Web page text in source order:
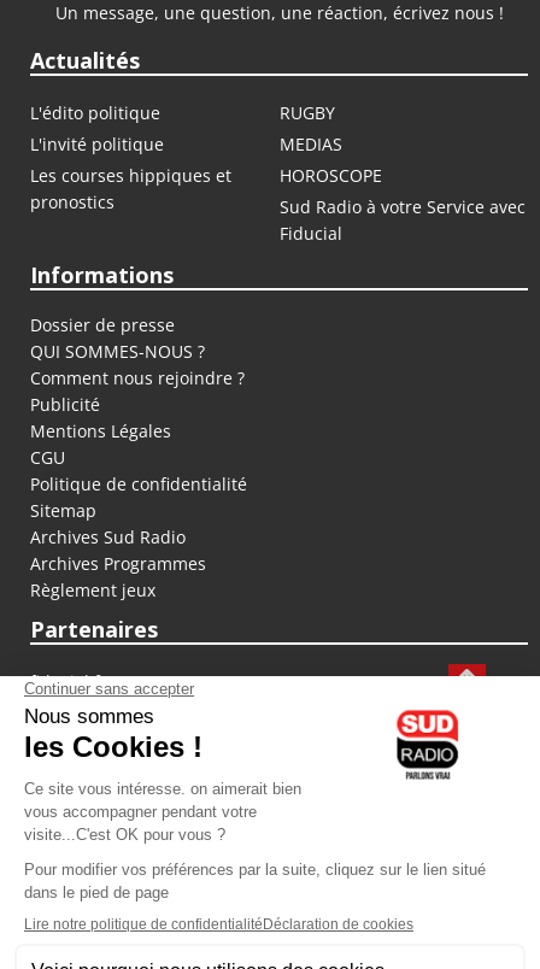
Un message, une question, une réaction, écrivez nous !
Actualités
L'édito politique
RUGBY
L'invité politique
MEDIAS
Les courses hippiques et
pronostics
HOROSCOPE
Sud Radio à votre Service avec
Fiducial
Informations
Dossier de presse
QUI SOMMES-NOUS ?
Comment nous rejoindre ?
Publicité
Mentions Légales
CGU
Politique de confidentialité
Sitemap
Archives Sud Radio
Archives Programmes
Règlement jeux
Partenaires
fiducial.fr
lyoncapitale.fr
olympique-et-lyonnais.com
L'application Iphone / Android
Téléchargez l'application
Les cookies
Gestion des cookies